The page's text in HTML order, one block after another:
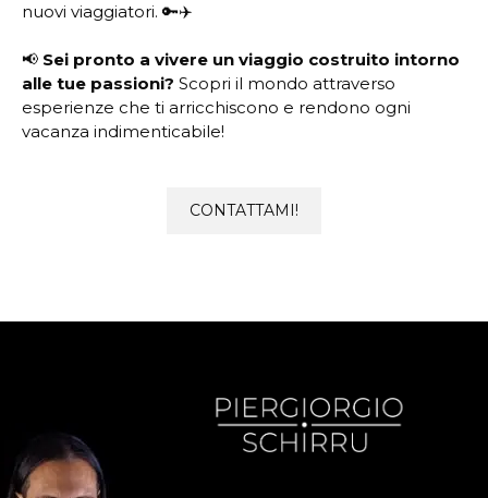
nuovi viaggiatori. 🔑✈️
📢 Sei pronto a vivere un viaggio costruito intorno
alle tue passioni? Scopri il mondo attraverso
esperienze che ti arricchiscono e rendono ogni
vacanza indimenticabile!
CONTATTAMI!